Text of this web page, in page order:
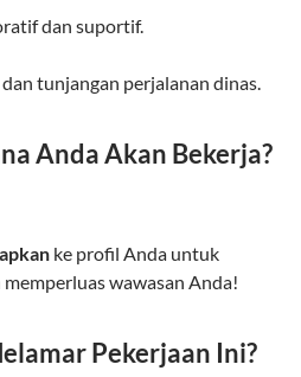
dan suportif.
tunjangan perjalanan dinas.
Anda Akan Bekerja?
ke profil Anda untuk
wawasan Anda!
Pekerjaan Ini?